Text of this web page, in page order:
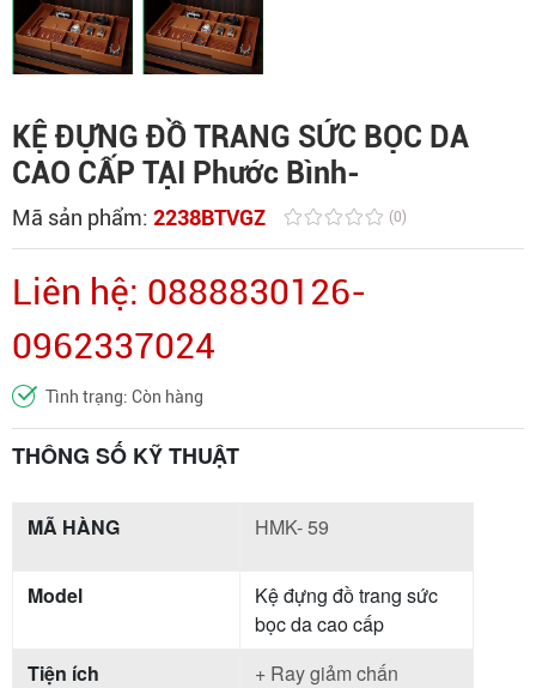
KỆ ĐỰNG ĐỒ TRANG SỨC BỌC DA
CAO CẤP TẠI Phước Bình-
Mã sản phẩm: 2238BTVGZ (0)
Liên hệ: 0888830126-
0962337024
Tình trạng: Còn hàng
THÔNG SỐ KỸ THUẬT
MÃ HÀNG HMK- 59
Model
Kệ đựng đồ trang sức
bọc da cao cấp
Tiện ích
+ Ray giảm chấn